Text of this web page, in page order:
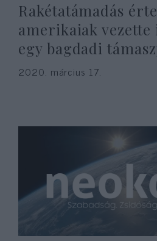
Rakétatámadás
amerikaiak
egy bagdadi
2020. március 17.